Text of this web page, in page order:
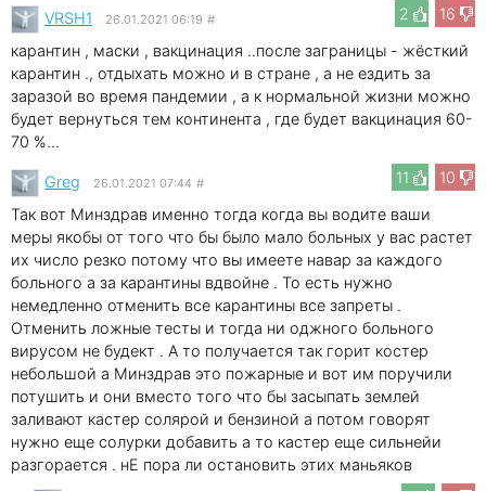
2
16
VRSH1 26.01.2021 06:19 #
карантин , маски , вакцинация ..после заграницы - жёсткий
карантин ., отдыхать можно и в стране , а не ездить за
заразой во время пандемии , а к нормальной жизни можно
будет вернуться тем континента , где будет вакцинация 60-
70 %...
11
10
Greg 26.01.2021 07:44 #
Так вот Минздрав именно тогда когда вы водите ваши
меры якобы от того что бы было мало больных у вас растет
их число резко потому что вы имеете навар за каждого
больного а за карантины вдвойне . То есть нужно
немедленно отменить все карантины все запреты .
Отменить ложные тесты и тогда ни оджного больного
вирусом не будект . А то получается так горит костер
небольшой а Минздрав это пожарные и вот им поручили
потушить и они вместо того что бы засыпать землей
заливают кастер солярой и бензиной а потом говорят
нужно еще солурки добавить а то кастер еще сильнейи
разгорается . нЕ пора ли остановить этих маньяков